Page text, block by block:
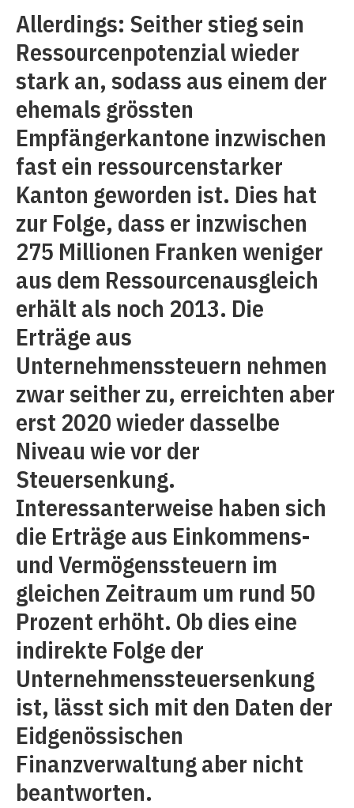
Allerdings: Seither stieg sein
Ressourcenpotenzial wieder
stark an, sodass aus einem der
ehemals grössten
Empfängerkantone inzwischen
fast ein ressourcenstarker
Kanton geworden ist. Dies hat
zur Folge, dass er inzwischen
275 Millionen Franken weniger
aus dem Ressourcenausgleich
erhält als noch 2013. Die
Erträge aus
Unternehmenssteuern nehmen
zwar seither zu, erreichten aber
erst 2020 wieder dasselbe
Niveau wie vor der
Steuersenkung.
Interessanterweise haben sich
die Erträge aus Einkommens-
und Vermögenssteuern im
gleichen Zeitraum um rund 50
Prozent erhöht. Ob dies eine
indirekte Folge der
Unternehmenssteuersenkung
ist, lässt sich mit den Daten der
Eidgenössischen
Finanzverwaltung aber nicht
beantworten.